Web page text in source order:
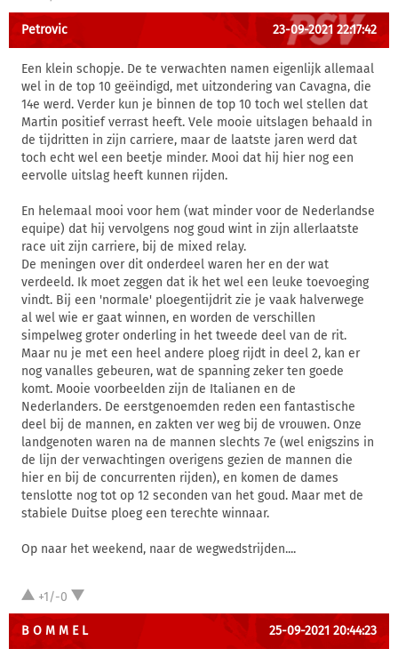
Petrovic 23-09-2021 22:17:42
Een klein schopje. De te verwachten namen eigenlijk allemaal
wel in de top 10 geëindigd, met uitzondering van Cavagna, die
14e werd. Verder kun je binnen de top 10 toch wel stellen dat
Martin positief verrast heeft. Vele mooie uitslagen behaald in
de tijdritten in zijn carriere, maar de laatste jaren werd dat
toch echt wel een beetje minder. Mooi dat hij hier nog een
eervolle uitslag heeft kunnen rijden.
En helemaal mooi voor hem (wat minder voor de Nederlandse
equipe) dat hij vervolgens nog goud wint in zijn allerlaatste
race uit zijn carriere, bij de mixed relay.
De meningen over dit onderdeel waren her en der wat
verdeeld. Ik moet zeggen dat ik het wel een leuke toevoeging
vindt. Bij een 'normale' ploegentijdrit zie je vaak halverwege
al wel wie er gaat winnen, en worden de verschillen
simpelweg groter onderling in het tweede deel van de rit.
Maar nu je met een heel andere ploeg rijdt in deel 2, kan er
nog vanalles gebeuren, wat de spanning zeker ten goede
komt. Mooie voorbeelden zijn de Italianen en de
Nederlanders. De eerstgenoemden reden een fantastische
deel bij de mannen, en zakten ver weg bij de vrouwen. Onze
landgenoten waren na de mannen slechts 7e (wel enigszins in
de lijn der verwachtingen overigens gezien de mannen die
hier en bij de concurrenten rijden), en komen de dames
tenslotte nog tot op 12 seconden van het goud. Maar met de
stabiele Duitse ploeg een terechte winnaar.
Op naar het weekend, naar de wegwedstrijden....
+1/-0
B O M M E L 25-09-2021 20:44:23